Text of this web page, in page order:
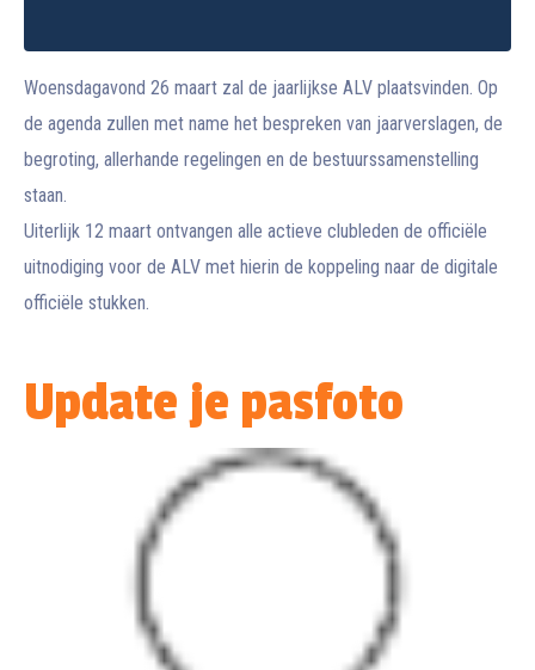
Woensdagavond 26 maart zal de jaarlijkse ALV plaatsvinden. Op
de agenda zullen met name het bespreken van jaarverslagen, de
begroting, allerhande regelingen en de bestuurssamenstelling
staan.
Uiterlijk 12 maart ontvangen alle actieve clubleden de officiële
uitnodiging voor de ALV met hierin de koppeling naar de digitale
officiële stukken.
Update je pasfoto